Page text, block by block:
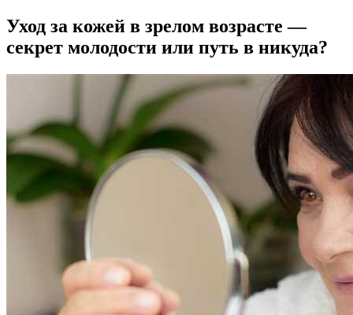
Уход за кожей в зрелом возрасте —
секрет молодости или путь в никуда?